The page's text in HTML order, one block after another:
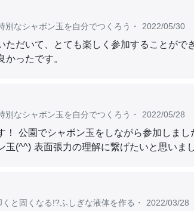
別なシャボン玉を自分でつくろう ・ 2022/05/30
ただいて、とても楽しく参加することが
ったです。
別なシャボン玉を自分でつくろう ・ 2022/05/28
！ 公園でシャボン玉をしながら参加しま
(^^) 表面張力の理解に繋げたいと思いまし
くと固くなる!?ふしぎな液体を作る ・ 2022/03/28